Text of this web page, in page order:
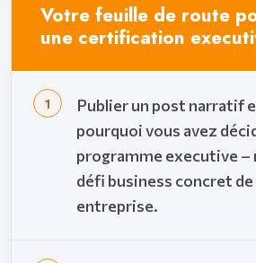
Votre feuille de route
une certification
Publier un post narratif
pourquoi vous avez
programme executive –
défi business concret
entreprise.